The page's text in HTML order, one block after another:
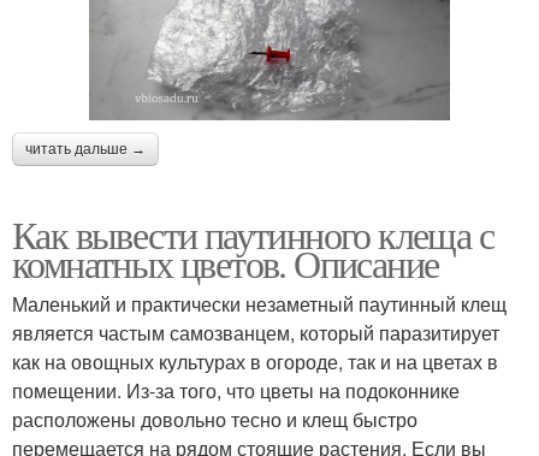
читать дальше →
Как вывести паутинного клеща с
комнатных цветов. Описание
Маленький и практически незаметный паутинный клещ
является частым самозванцем, который паразитирует
как на овощных культурах в огороде, так и на цветах в
помещении. Из-за того, что цветы на подоконнике
расположены довольно тесно и клещ быстро
перемещается на рядом стоящие растения. Если вы